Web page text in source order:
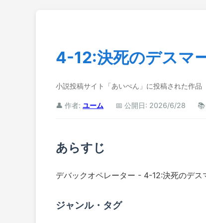
4-12:決死のデスマ
小説投稿サイト「あいぺん」に投稿された作品
👤 作者: ユーム 📅 公開日: 2026/6/28
あらすじ
デバックオペレーター - 4-12:決死のデス
ジャンル・タグ